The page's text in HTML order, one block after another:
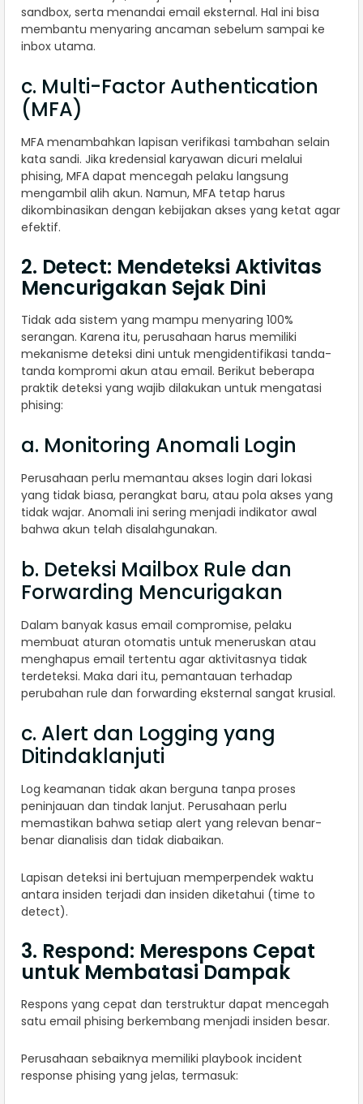
sandbox, serta menandai email eksternal. Hal ini bisa
membantu menyaring ancaman sebelum sampai ke
inbox utama.
c. Multi-Factor Authentication
(MFA)
MFA menambahkan lapisan verifikasi tambahan selain
kata sandi. Jika kredensial karyawan dicuri melalui
phising, MFA dapat mencegah pelaku langsung
mengambil alih akun. Namun, MFA tetap harus
dikombinasikan dengan kebijakan akses yang ketat agar
efektif.
2. Detect: Mendeteksi Aktivitas
Mencurigakan Sejak Dini
Tidak ada sistem yang mampu menyaring 100%
serangan. Karena itu, perusahaan harus memiliki
mekanisme deteksi dini untuk mengidentifikasi tanda-
tanda kompromi akun atau email. Berikut beberapa
praktik deteksi yang wajib dilakukan untuk mengatasi
phising:
a. Monitoring Anomali Login
Perusahaan perlu memantau akses login dari lokasi
yang tidak biasa, perangkat baru, atau pola akses yang
tidak wajar. Anomali ini sering menjadi indikator awal
bahwa akun telah disalahgunakan.
b. Deteksi Mailbox Rule dan
Forwarding Mencurigakan
Dalam banyak kasus email compromise, pelaku
membuat aturan otomatis untuk meneruskan atau
menghapus email tertentu agar aktivitasnya tidak
terdeteksi. Maka dari itu, pemantauan terhadap
perubahan rule dan forwarding eksternal sangat krusial.
c. Alert dan Logging yang
Ditindaklanjuti
Log keamanan tidak akan berguna tanpa proses
peninjauan dan tindak lanjut. Perusahaan perlu
memastikan bahwa setiap alert yang relevan benar-
benar dianalisis dan tidak diabaikan.
Lapisan deteksi ini bertujuan memperpendek waktu
antara insiden terjadi dan insiden diketahui (time to
detect).
3. Respond: Merespons Cepat
untuk Membatasi Dampak
Respons yang cepat dan terstruktur dapat mencegah
satu email phising berkembang menjadi insiden besar.
Perusahaan sebaiknya memiliki playbook incident
response phising yang jelas, termasuk: